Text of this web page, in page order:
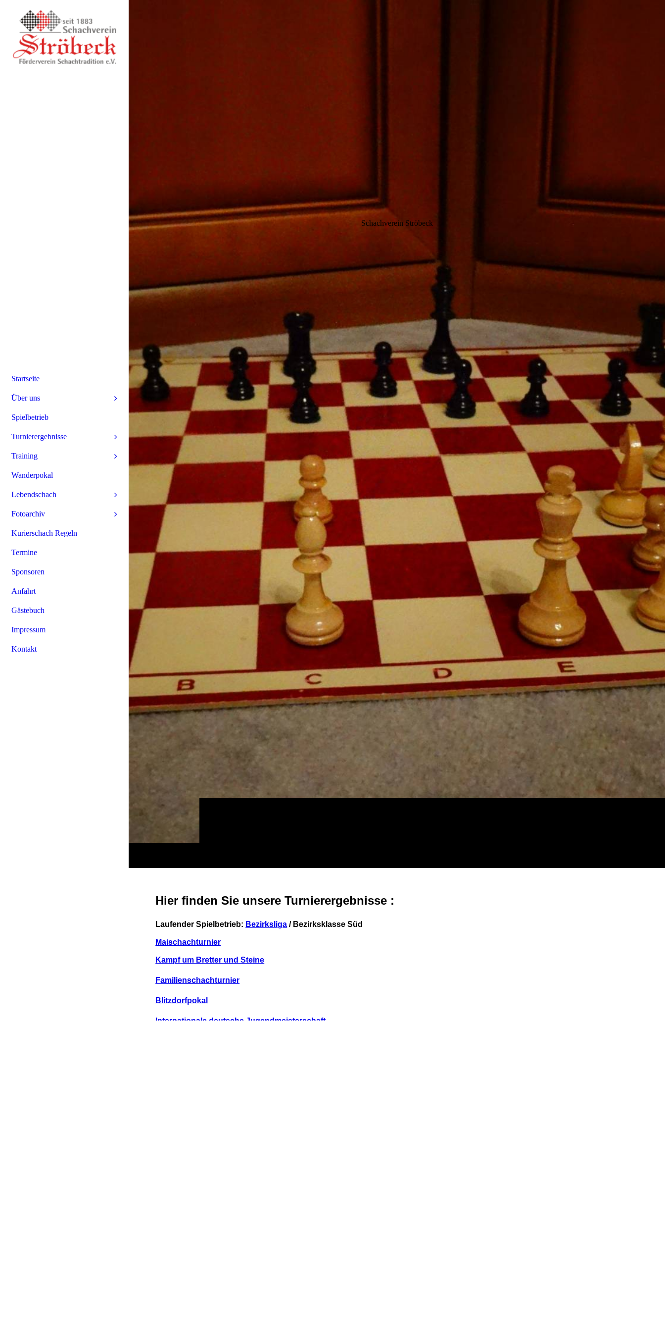
Schachverein Ströbeck
Hier finden Sie unsere Turnierergebnisse :
Laufender Spielbetrieb: Bezirksliga / Bezirksklasse Süd
Maischachturnier
Kampf um Bretter und Steine
Familienschachturnier
Blitzdorfpokal
Internationale deutsche Jugendmeisterschaft
Startseite
Über uns
Spielbetrieb
Turnierergebnisse
Training
Wanderpokal
Lebendschach
Fotoarchiv
Kurierschach Regeln
Termine
Sponsoren
Anfahrt
Gästebuch
Impressum
Kontakt